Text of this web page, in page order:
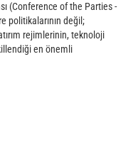
(Conference of the Parties -
politikalarının değil;
rejimlerinin, teknoloji
en önemli